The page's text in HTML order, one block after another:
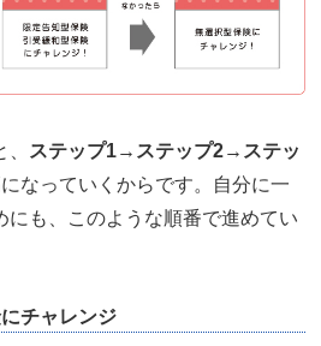
ステップ1→ステップ2→ステッ
なっていくからです。自分に一
にも、このような順番で進めてい
チャレンジ